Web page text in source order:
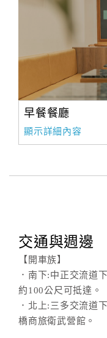
早餐餐廳
顯示詳細內容
交通與週邊
【開車族】
．南下:中正交流道
約100公尺可抵達。
．北上:三多交流道
橋商旅衛武營館。